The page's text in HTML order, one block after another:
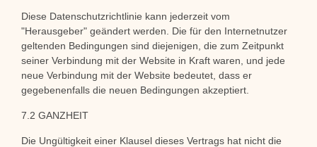
Diese Datenschutzrichtlinie kann jederzeit vom
"Herausgeber" geändert werden. Die für den Internetnutzer
geltenden Bedingungen sind diejenigen, die zum Zeitpunkt
seiner Verbindung mit der Website in Kraft waren, und jede
neue Verbindung mit der Website bedeutet, dass er
gegebenenfalls die neuen Bedingungen akzeptiert.
7.2 GANZHEIT
Die Ungültigkeit einer Klausel dieses Vertrags hat nicht die